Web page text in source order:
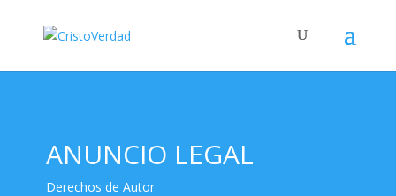
ANUNCIO LEGAL
Derechos de Autor